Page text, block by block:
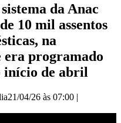
da Anac
10 mil assentos
na
era programado
início de abril
21/04/26 às 07:00 |